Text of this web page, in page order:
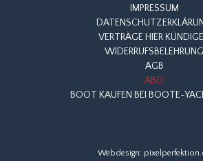
IMPRESSUM
VERTRÄGE HIER
WIDERRUFSBELEHRUNG
AGB
ABO
BOOT KAUFEN BEI BOOTE-
Webdesign: